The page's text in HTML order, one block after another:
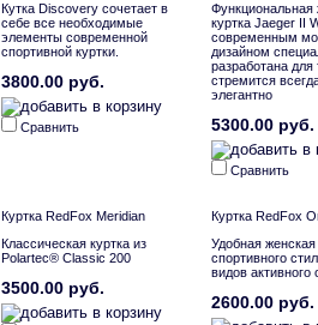
Кутка Discovery сочетает в
себе все необходимые
элементы современной
спортивной куртки.
3800.00 руб.
Сравнить
Функциональная
куртка Jaeger II
современным
дизайном
разработана для
стремится
элегантно
5300.00 руб.
Сравнить
Куртка RedFox Meridian
Классическая куртка из
Polartec® Classic 200
3500.00 руб.
Куртка RedFox
Удобная женская
спортивного
видов активного
2600.00 руб.